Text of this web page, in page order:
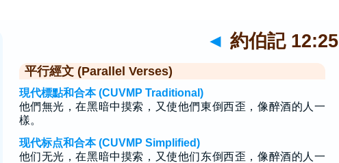
◄ 約伯記 12:25
平行經文 (Parallel Verses)
現代標點和合本 (CUVMP Traditional)
他們無光，在黑暗中摸索，又使他們東倒西歪，像醉酒的人一
樣。
现代标点和合本 (CUVMP Simplified)
他们无光，在黑暗中摸索，又使他们东倒西歪，像醉酒的人一